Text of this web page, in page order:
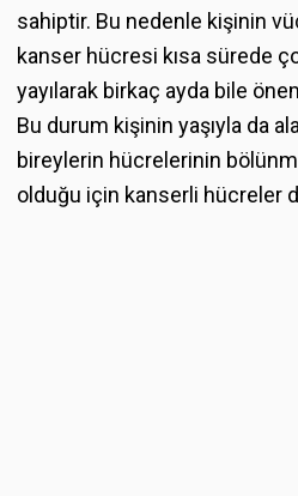
sahiptir. Bu nedenle kişinin
kanser hücresi kısa sürede
yayılarak birkaç ayda bile
Bu durum kişinin yaşıyla da
bireylerin hücrelerinin
olduğu için kanserli hücreler